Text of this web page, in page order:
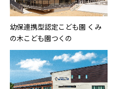
幼保連携型認定こども園 くみ
の木こども園つくの